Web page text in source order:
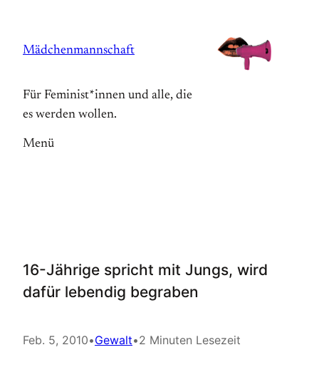
springen
Mädchenmannschaft
Für Feminist*innen und alle, die
es werden wollen.
Menü
16-Jährige spricht mit Jungs, wird
dafür lebendig begraben
Feb. 5, 2010•Gewalt•2 Minuten Lesezeit